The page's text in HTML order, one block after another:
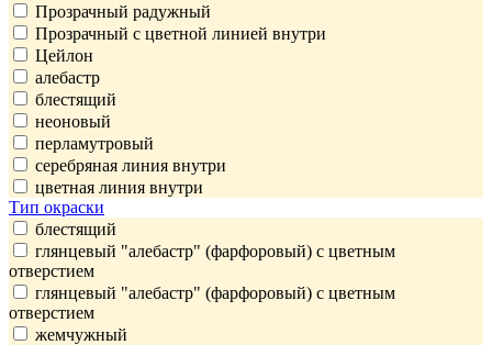
Прозрачный радужный
Прозрачный с цветной линией внутри
Цейлон
алебастр
блестящий
неоновый
перламутровый
серебряная линия внутри
цветная линия внутри
Тип окраски
блестящий
глянцевый "алебастр" (фарфоровый) с цветным
отверстием
глянцевый "алебастр" (фарфоровый) с цветным
отверстием
жемчужный